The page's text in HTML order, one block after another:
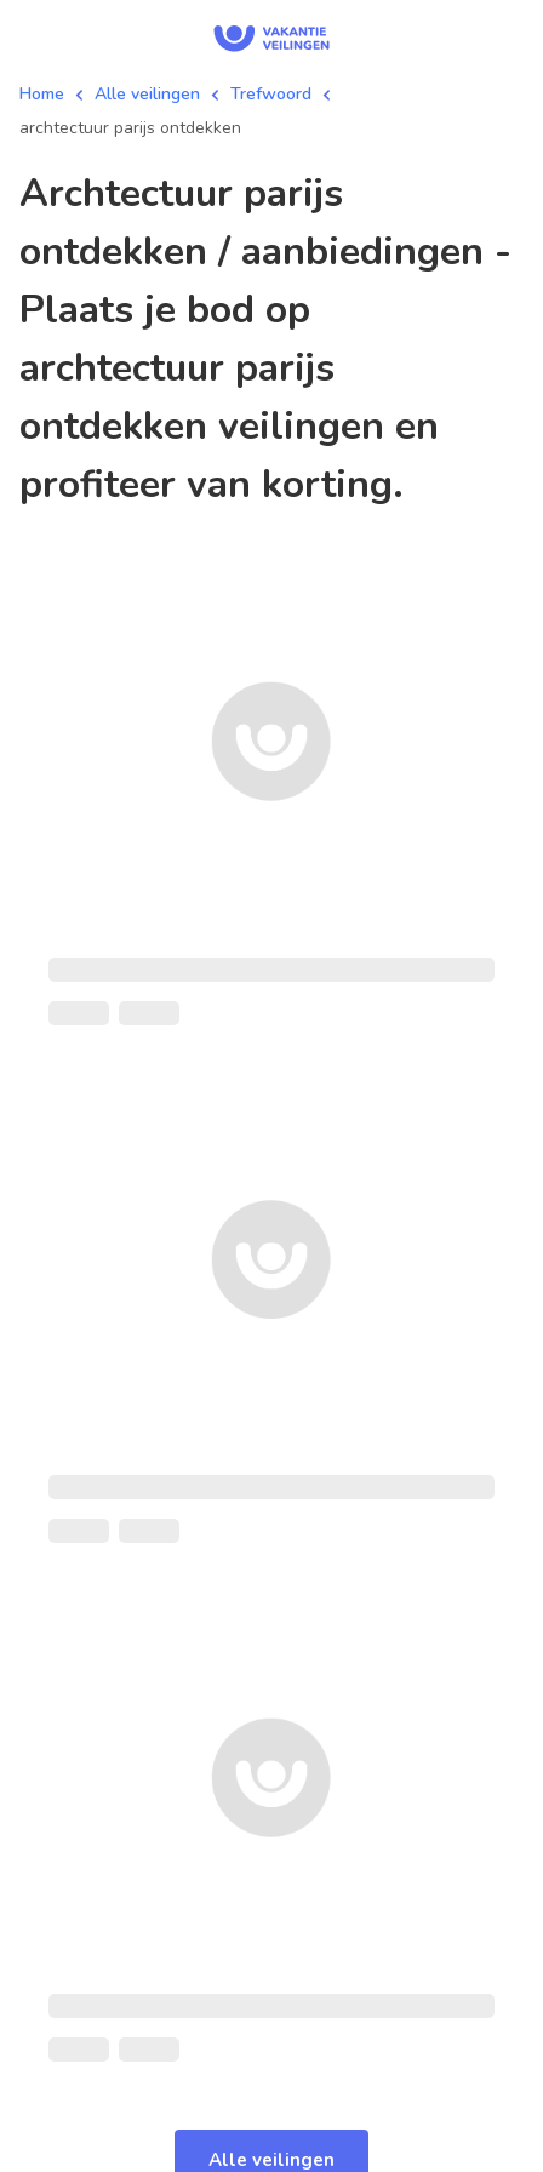
Home Alle veilingen
Trefwoord
archtectuur parijs ontdekken
archtectuur parijs
ontdekken / aanbiedingen -
Plaats je bod op
archtectuur parijs
ontdekken veilingen en
profiteer van korting.
Alle veilingen